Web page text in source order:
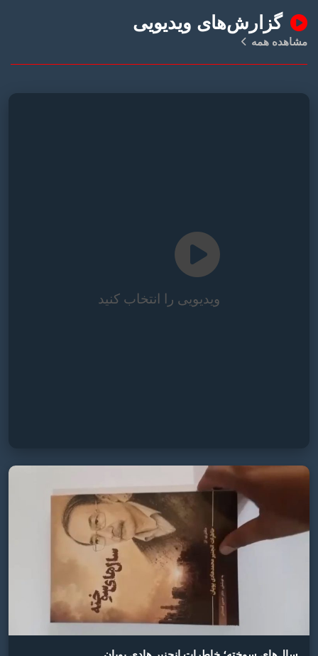
گزارش‌های ویدیویی
مشاهده همه
ویدیویی را انتخاب کنید